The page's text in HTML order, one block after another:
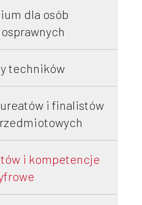
dla osób
techników
i finalistów
i kompetencje